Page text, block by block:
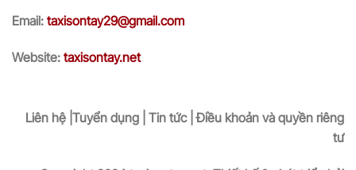
Email: taxisontay29@gmail.com
Website: taxisontay.net
Liên hệ |Tuyển dụng | Tin tức | Điều khoản và quyền riêng
tư